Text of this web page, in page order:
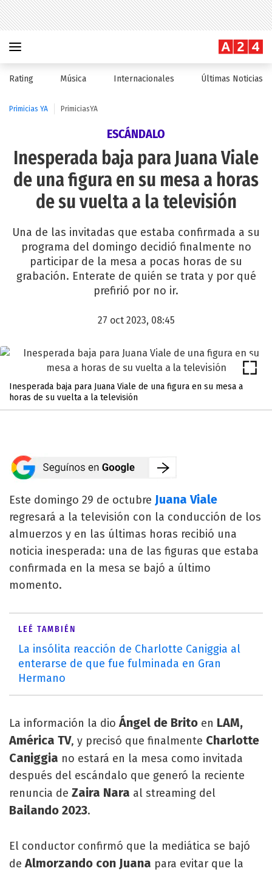
Rating Música Internacionales Últimas Noticias
Primicias YA PrimiciasYA
ESCÁNDALO
Inesperada baja para Juana Viale
de una figura en su mesa a horas
de su vuelta a la televisión
Una de las invitadas que estaba confirmada a su
programa del domingo decidió finalmente no
participar de la mesa a pocas horas de su
grabación. Enterate de quién se trata y por qué
prefirió por no ir.
27 oct 2023, 08:45
Inesperada baja para Juana Viale de una figura en su mesa a
horas de su vuelta a la televisión
Este domingo 29 de octubre Juana Viale
regresará a la televisión con la conducción de los
almuerzos y en las últimas horas recibió una
noticia inesperada: una de las figuras que estaba
confirmada en la mesa se bajó a último
momento.
LEÉ TAMBIÉN
La insólita reacción de Charlotte Caniggia al
enterarse de que fue fulminada en Gran
Hermano
La información la dioÁngel de Brito en LAM,
América TV, y precisó que finalmente Charlotte
Caniggia no estará en la mesa como invitada
después del escándalo que generó la reciente
renuncia de Zaira Nara al streaming del
Bailando 2023.
El conductor confirmó que la mediática se bajó
deAlmorzando con Juana para evitar que la